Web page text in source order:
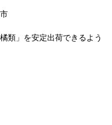
類」を安定出荷できるよう